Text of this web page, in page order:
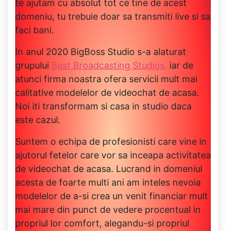
te ajutam cu absolut tot ce tine de acest
domeniu, tu trebuie doar sa transmiti live si sa
faci bani.
In anul 2020 BigBoss Studio s-a alaturat
grupului Best Broadcasting Studios, iar de
atunci firma noastra ofera servicii mult mai
calitative modelelor de videochat de acasa.
Noi iti transformam si casa in studio daca
este cazul.
Suntem o echipa de profesionisti care vine in
ajutorul fetelor care vor sa inceapa activitatea
de videochat de acasa. Lucrand in domeniul
acesta de foarte multi ani am inteles nevoia
modelelor de a-si crea un venit financiar mult
mai mare din punct de vedere procentual in
propriul lor comfort, alegandu-si propriul